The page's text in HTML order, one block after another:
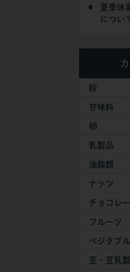
夏季休
につい
粉
甘味料
卵
乳製品
油脂類
ナッツ
チョコレ
フルーツ
ベジタブル
豆・豆乳